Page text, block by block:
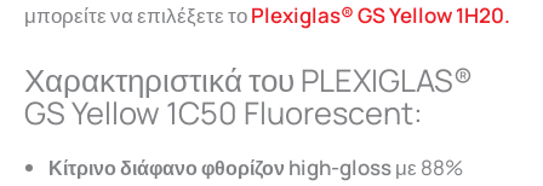
μπορείτε να επιλέξετε τοPlexiglas® GS Yellow 1H20.
Χαρακτηριστικά του PLEXIGLAS®
GS Yellow 1C50 Fluorescent:
Κίτρινο διάφανο φθορίζον high-glossμε 88%